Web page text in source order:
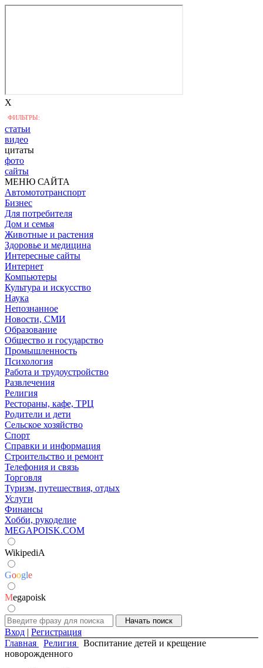
X
ФИЛЬТРЫ:
статьи
видео
цитаты
фото
сайты
МЕНЮ САЙТА
Автомототранспорт
Бизнес
Для потребителя
Дом и семья
Животные и растения
Здоровье и медицина
Интересные сайты
Интернет
Компьютеры
Культура и искусство
Наука
Непознанное
Новости, СМИ
Образование
Общество и государство
Промышленность
Психология
Работа и трудоустройство
Развлечения
Религия
Рестораны, кафе, ТРЦ
Родители и дети
Сельское хозяйство
Спорт
Справки и информация
Строительство и ремонт
Телефония и связь
Торговля
Туризм, путешествия, отдых
Услуги
Финансы
Хобби, рукоделие
MEGAPOISK.COM
WikipediA
Google
Megapoisk
Вход | Регистрация
Главная
Религия
Воспитание детей и крещение
новорожденного